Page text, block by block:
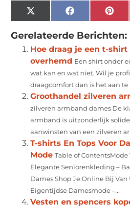
X
(Twitter)
Facebook
Gerelateerde Berichten:
Hoe draag je een t-shirt
overhemd Een shirt onder
wat kan en wat niet. Wil je
draagcomfort dan is het aan te
Groothandel zilveren
zilveren armband dames De
armband is uitzonderlijk
aanwinsten van een zilveren
T-shirts En Tops Voor
Mode Table of
Elegante Seniorenkleding –
Dames Shop Je Online Bij
Eigentijdse Damesmode –...
Vesten en spencers